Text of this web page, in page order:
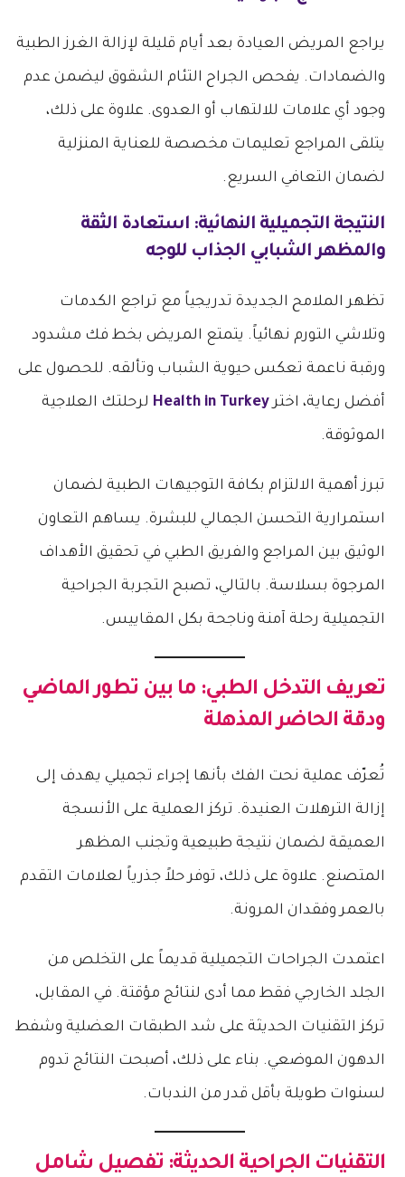
يراجع المريض العيادة بعد أيام قليلة لإزالة الغرز الطبية
والضمادات. يفحص الجراح التئام الشقوق ليضمن عدم
وجود أي علامات للالتهاب أو العدوى. علاوة على ذلك،
يتلقى المراجع تعليمات مخصصة للعناية المنزلية
لضمان التعافي السريع.
النتيجة التجميلية النهائية: استعادة الثقة
والمظهر الشبابي الجذاب للوجه
تظهر الملامح الجديدة تدريجياً مع تراجع الكدمات
وتلاشي التورم نهائياً. يتمتع المريض بخط فك مشدود
ورقبة ناعمة تعكس حيوية الشباب وتألقه. للحصول على
أفضل رعاية، اخترHealth in Turkey لرحلتك العلاجية
الموثوقة.
تبرز أهمية الالتزام بكافة التوجيهات الطبية لضمان
استمرارية التحسن الجمالي للبشرة. يساهم التعاون
الوثيق بين المراجع والفريق الطبي في تحقيق الأهداف
المرجوة بسلاسة. بالتالي، تصبح التجربة الجراحية
التجميلية رحلة آمنة وناجحة بكل المقاييس.
تعريف التدخل الطبي: ما بين تطور الماضي
ودقة الحاضر المذهلة
تُعرّف عملية نحت الفك بأنها إجراء تجميلي يهدف إلى
إزالة الترهلات العنيدة. تركز العملية على الأنسجة
العميقة لضمان نتيجة طبيعية وتجنب المظهر
المتصنع. علاوة على ذلك، توفر حلاً جذرياً لعلامات التقدم
بالعمر وفقدان المرونة.
اعتمدت الجراحات التجميلية قديماً على التخلص من
الجلد الخارجي فقط مما أدى لنتائج مؤقتة. في المقابل،
تركز التقنيات الحديثة على شد الطبقات العضلية وشفط
الدهون الموضعي. بناء على ذلك، أصبحت النتائج تدوم
لسنوات طويلة بأقل قدر من الندبات.
التقنيات الجراحية الحديثة: تفصيل شامل